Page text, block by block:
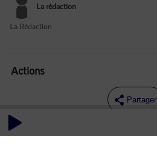
La rédaction
La Rédaction
Actions
Partager
Commentaires